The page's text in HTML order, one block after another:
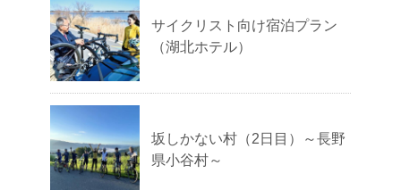
サイクリスト向け宿泊プラン
（湖北ホテル）
坂しかない村（2日目）～長野
県小谷村～